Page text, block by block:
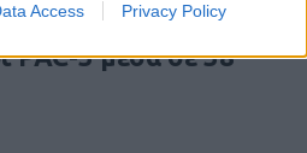
Access Privacy Policy
ανάλωσε το 86% των
3 μέσα σε 38